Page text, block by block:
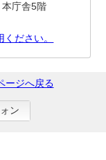
庁舎5階
ださい。
ージへ戻る
ン